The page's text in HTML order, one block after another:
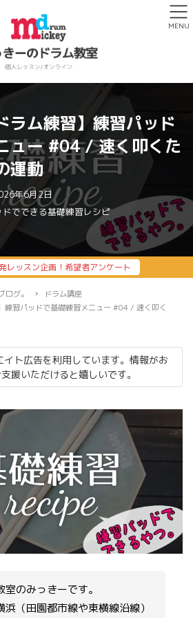
ラム練習】練習パッド
ュー #04 / 速く叩くた
運動
年6月2日
ドでできる基礎練習レシピ
レッスン企画！希望者アンケート
ログ。
ドラム講座
練習パッドで基礎練習メニュー #04 / 速く叩く
ト広告を利用しています。情報がお
援いただけると嬉しいです。
室のみっきーです。
浜（田園都市線や東横線沿線）
MENU